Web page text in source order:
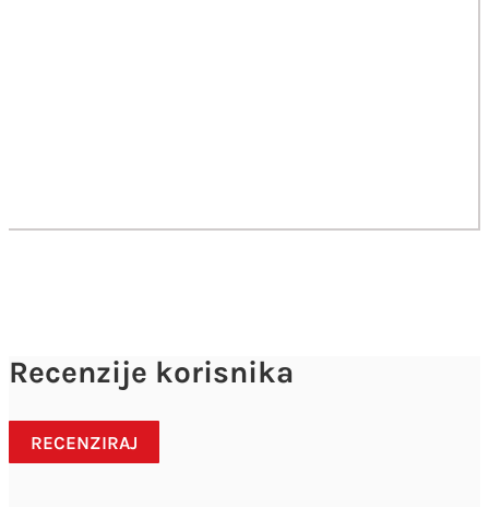
Recenzije korisnika
RECENZIRAJ